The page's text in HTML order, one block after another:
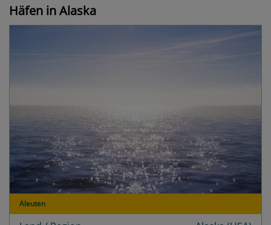
Häfen in Alaska
Aleuten